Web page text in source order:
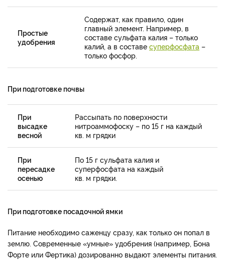
Простые
удобрения
Содержат, как правило, один
главный элемент. Например, в
составе сульфата калия – только
калий, а в составе суперфосфата –
только фосфор.
При подготовке почвы
При
высадке
весной
Рассыпать по поверхности
нитроаммофоску – по 15 г на каждый
кв. м грядки
При
пересадке
осенью
По 15 г сульфата калия и
суперфосфата на каждый
кв. м грядки.
При подготовке посадочной ямки
Питание необходимо саженцу сразу, как только он попал в
землю. Современные «умные» удобрения (например, Бона
Форте или Фертика) дозированно выдают элементы питания.